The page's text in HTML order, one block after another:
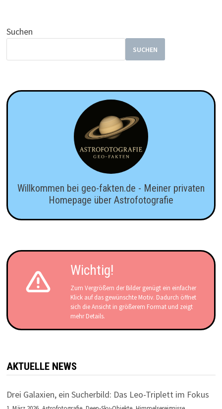
Suchen
SUCHEN
Willkommen bei geo-fakten.de - Meiner privaten
Homepage über Astrofotografie
Wichtig!
Zum Vergrößern der Bilder genügt ein einfacher
Klick auf das gewünschte Motiv. Dadurch öffnet
sich die Ansicht in größerem Format und zeigt
mehr Details.
AKTUELLE NEWS
Drei Galaxien, ein Sucherbild: Das Leo-Triplett im Fokus